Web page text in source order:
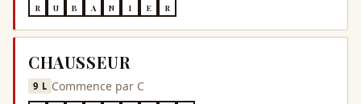
R U B A N I E R
CHAUSSEUR
9 L Commence par C